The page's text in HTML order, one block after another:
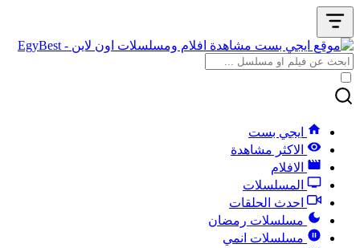
ايجي بست
الاكثر مشاهدة
الافلام
المسلسلات
احدث الحلقات
مسلسلات رمضان
مسلسلات انمي